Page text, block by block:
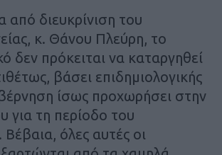
από διευκρίνιση του
κ. Θάνου Πλεύρη, το
δεν πρόκειται να καταργηθεί
βάσει επιδημιολογικής
ίσως προχωρήσει στην
για τη περίοδο του
Βέβαια, όλες αυτές οι